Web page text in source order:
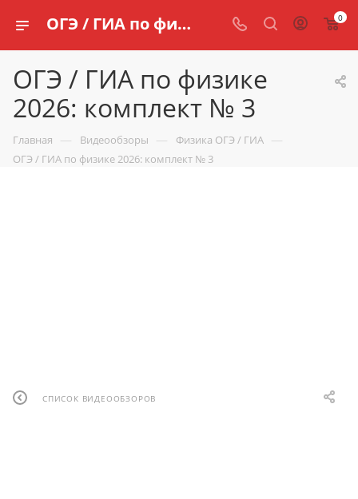
ОГЭ / ГИА по физике 2026: комплект № 3 | Видеообзор от SCHOOLS.RU 0
ОГЭ / ГИА по физике
2026: комплект № 3
Главная — Видеообзоры — Физика ОГЭ / ГИА —
ОГЭ / ГИА по физике 2026: комплект № 3
СПИСОК ВИДЕООБЗОРОВ